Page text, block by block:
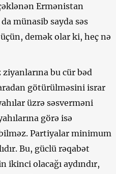
Ermənistan
münasib sayda səs
demək olar ki, heç nə
bu cür bəd
götürülməsini israr
üzrə səsverməni
görə isə
Partiyalar minimum
Bu, güclü rəqabət
olacağı aydındır,